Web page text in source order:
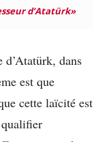
d’Atatürk»
d’Atatürk, dans
est que
cette laïcité est